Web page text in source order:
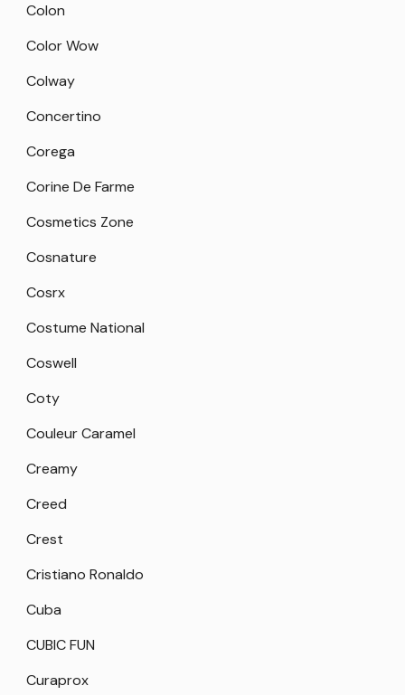
Colon
Color Wow
Colway
Concertino
Corega
Corine De Farme
Cosmetics Zone
Cosnature
Cosrx
Costume National
Coswell
Coty
Couleur Caramel
Creamy
Creed
Crest
Cristiano Ronaldo
Cuba
CUBIC FUN
Curaprox